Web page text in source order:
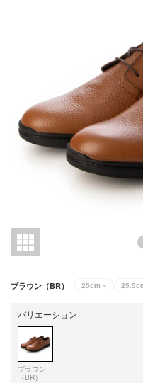
ブラウン（BR） 25cm ×
バリエーション
ブラウン
（BR）